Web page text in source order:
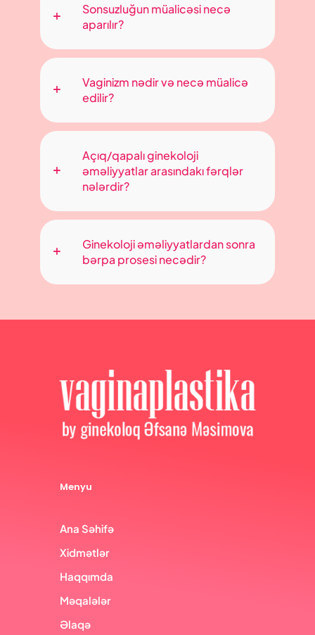
Sonsuzluğun müalicəsi necə
aparılır?
Vaginizm nədir və necə müalicə
edilir?
Açıq/qapalı ginekoloji
əməliyyatlar arasındakı fərqlər
nələrdir?
Ginekoloji əməliyyatlardan sonra
bərpa prosesi necədir?
Menyu
Ana Səhifə
Xidmətlər
Haqqımda
Məqalələr
Əlaqə